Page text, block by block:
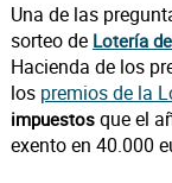
Una de las
sorteo de Lotería
Hacienda de los
los premios de la
impuestosque el
exento en 40.000